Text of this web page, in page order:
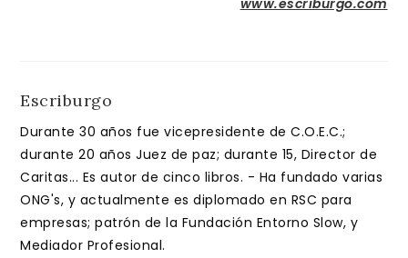
www.escriburgo.com
Escriburgo
Durante 30 años fue vicepresidente de C.O.E.C.;
durante 20 años Juez de paz; durante 15, Director de
Caritas... Es autor de cinco libros. - Ha fundado varias
ONG's, y actualmente es diplomado en RSC para
empresas; patrón de la Fundación Entorno Slow, y
Mediador Profesional.